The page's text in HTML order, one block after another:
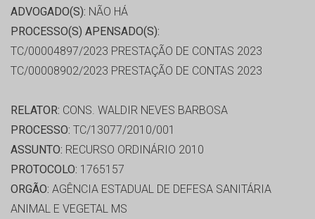
ADVOGADO(S): NÃO HÁ
PROCESSO(S) APENSADO(S):
TC/00004897/2023 PRESTAÇÃO DE CONTAS 2023
TC/00008902/2023 PRESTAÇÃO DE CONTAS 2023
RELATOR: CONS. WALDIR NEVES BARBOSA
PROCESSO: TC/13077/2010/001
ASSUNTO: RECURSO ORDINÁRIO 2010
PROTOCOLO: 1765157
ORGÃO: AGÊNCIA ESTADUAL DE DEFESA SANITÁRIA
ANIMAL E VEGETAL MS